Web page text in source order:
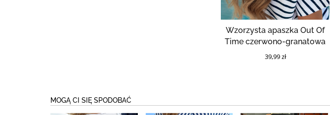
Wzorzysta apaszka Out Of
Time czerwono-granatowa
39,99 zł
MOGĄ CI SIĘ SPODOBAĆ